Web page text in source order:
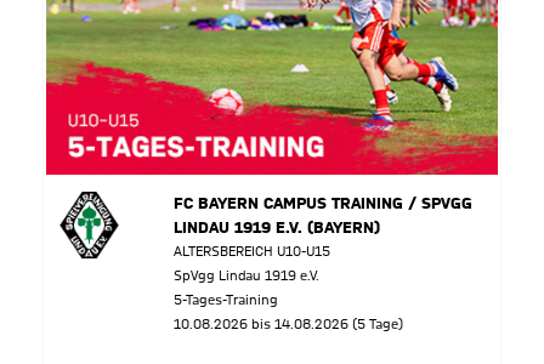
FC BAYERN CAMPUS TRAINING / SPVGG
LINDAU 1919 E.V. (BAYERN)
ALTERSBEREICH U10-U15
SpVgg Lindau 1919 e.V.
5-Tages-Training
10.08.2026 bis 14.08.2026 (5 Tage)